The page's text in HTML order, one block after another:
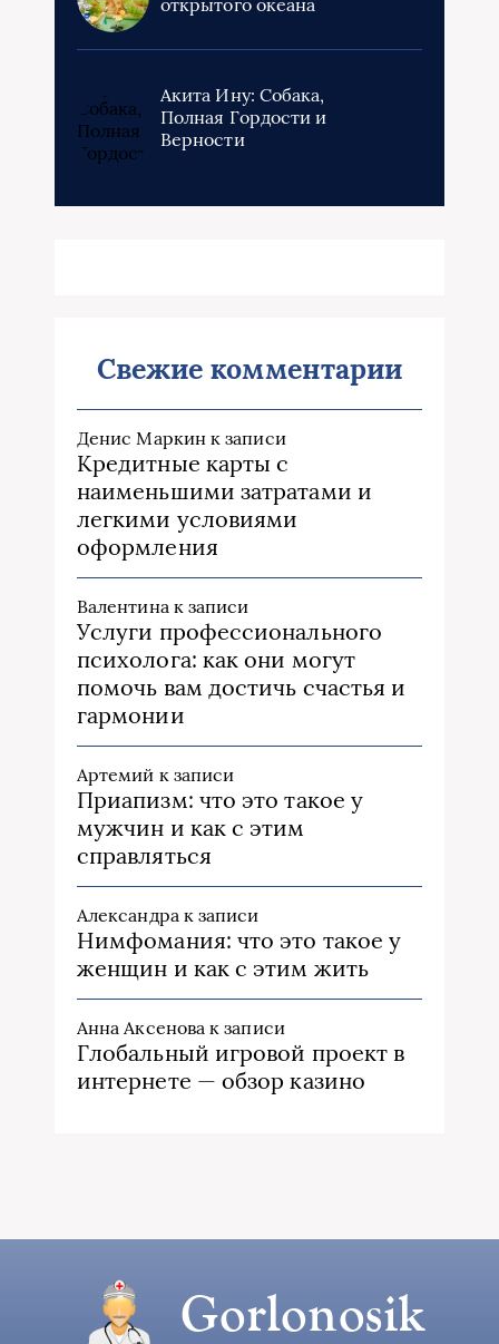
Акита Ину: Собака,
Полная Гордости и
Верности
Свежие комментарии
Денис Маркинк записи
Кредитные карты с
наименьшими затратами и
легкими условиями
оформления
Валентина к записи
Услуги профессионального
психолога: как они могут
помочь вам достичь счастья и
гармонии
Артемий к записи
Приапизм: что это такое у
мужчин и как с этим
справляться
Александра к записи
Нимфомания: что это такое у
женщин и как с этим жить
Анна Аксенова к записи
Глобальный игровой проект в
интернете — обзор казино
Gorlonosik